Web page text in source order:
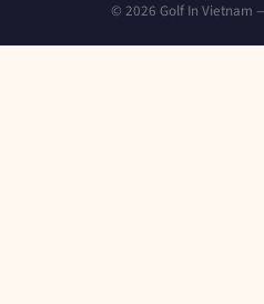
© 2026 Golf In Vietnam